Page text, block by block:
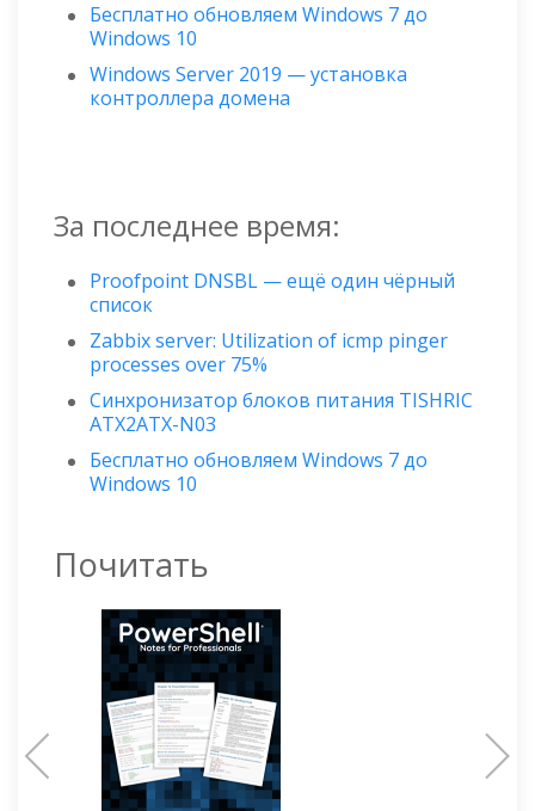
Бесплатно обновляем Windows 7 до
Windows 10
Windows Server 2019 — установка
контроллера домена
За последнее время:
Proofpoint DNSBL — ещё один чёрный
список
Zabbix server: Utilization of icmp pinger
processes over 75%
Синхронизатор блоков питания TISHRIC
ATX2ATX-N03
Бесплатно обновляем Windows 7 до
Windows 10
Почитать